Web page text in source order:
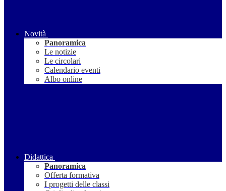
Novità
Panoramica
Le notizie
Le circolari
Calendario eventi
Albo online
Didattica
Panoramica
Offerta formativa
I progetti delle classi